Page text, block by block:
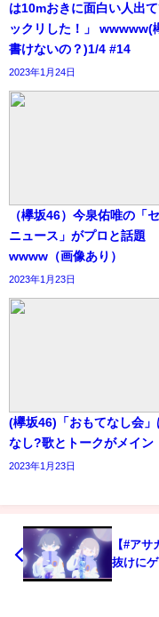
は10mおきに面白い人出
ックリした！」 wwwww(
書けないの？)1/4 #14
2023年1月24日
（欅坂46）今泉佑唯の「
ニュース」がプロと話題
wwww（画像あり）
2023年1月23日
(欅坂46)「おもてなし会」
なし?歌とトークがメイン
2023年1月23日
【#ア
抜けに